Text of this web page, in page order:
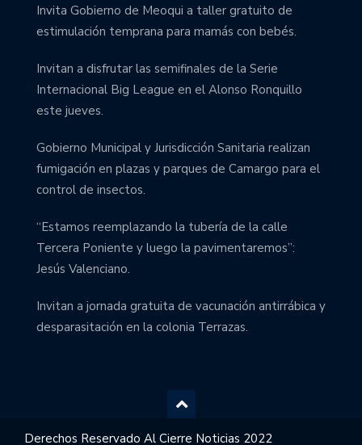
Invita Gobierno de Meoqui a taller gratuito de
estimulación temprana para mamás con bebés.
Invitan a disfrutar las semifinales de la Serie
Internacional Big League en el Alonso Ronquillo
este jueves.
Gobierno Municipal y Jurisdicción Sanitaria realizan
fumigación en plazas y parques de Camargo para el
control de insectos.
“Estamos reemplazando la tubería de la calle
Tercera Poniente y luego la pavimentaremos”:
Jesús Valenciano.
Invitan a jornada gratuita de vacunación antirrábica y
desparasitación en la colonia Terrazas.
Derechos Reservado Al Cierre Noticias 2022